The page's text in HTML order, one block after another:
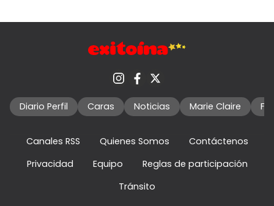
Diario Perfil Caras Noticias Marie Claire
Canales RSS Quienes Somos
Contáctenos
Privacidad
Equipo
Reglas de participación
Tránsito